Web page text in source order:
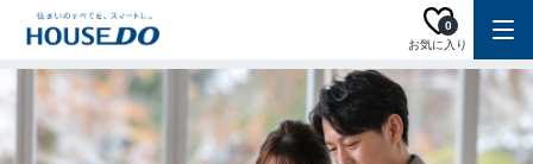
お気に入り
0